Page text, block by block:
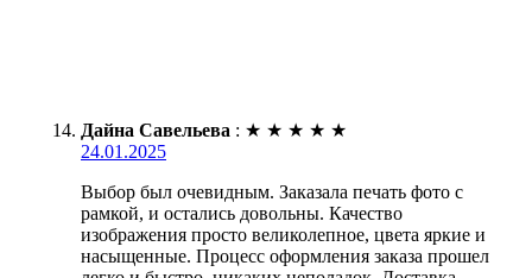
Дайна Савельева : ★ ★ ★ ★ ★
24.01.2025
Выбор был очевидным. Заказала печать фото с
рамкой, и остались довольны. Качество
изображения просто великолепное, цвета яркие и
насыщенные. Процесс оформления заказа прошел